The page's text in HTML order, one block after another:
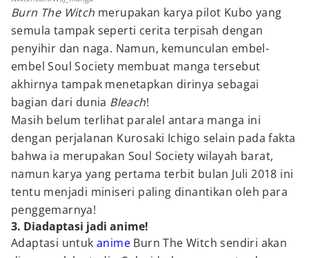
Burn The Witch merupakan karya pilot Kubo yang
semula tampak seperti cerita terpisah dengan
penyihir dan naga. Namun, kemunculan embel-
embel Soul Society membuat manga tersebut
akhirnya tampak menetapkan dirinya sebagai
bagian dari dunia Bleach!
Masih belum terlihat paralel antara manga ini
dengan perjalanan Kurosaki Ichigo selain pada fakta
bahwa ia merupakan Soul Society wilayah barat,
namun karya yang pertama terbit bulan Juli 2018 ini
tentu menjadi miniseri paling dinantikan oleh para
penggemarnya!
3. Diadaptasi jadi anime!
Adaptasi untukanime Burn The Witch sendiri akan